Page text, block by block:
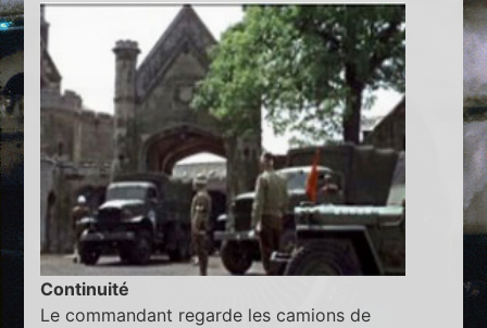
Continuité
Le commandant regarde les camions de